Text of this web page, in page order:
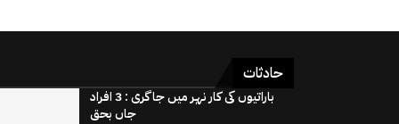
حادثات
باراتیوں کی کار نہر میں جاگری : 3 افراد
جاں بحق